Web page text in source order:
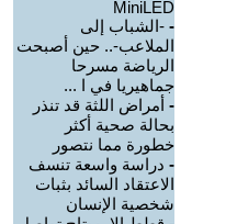
MiniLED
- -الشباب إلى
الملاعب-.. حين أصبحت
الرياضة مسرحا
جماهيريا في ا ...
- أمراض اللثة قد تنذر
بحالة صحية أكثر
خطورة مما نتصور
- دراسة واسعة تنسف
الاعتقاد السائد بثبات
شخصية الإنسان